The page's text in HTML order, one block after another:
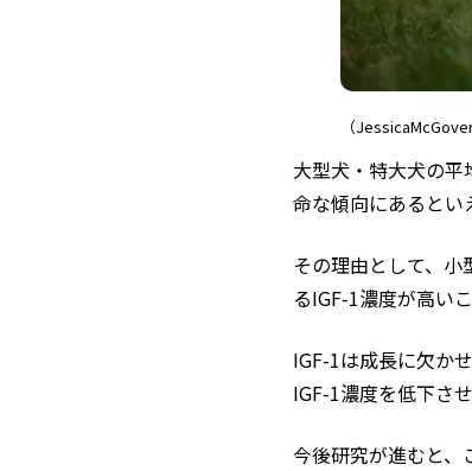
（
大型犬・特大犬の
命な傾向にあるとい
その理由として、
るIGF-1濃度が高い
IGF-1は成長に欠か
IGF-1濃度を低下さ
今後研究が進むと、